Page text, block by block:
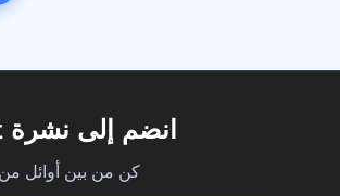
انضم إلى نشرة Renderforest الإخبارية
كن من بين أوائل